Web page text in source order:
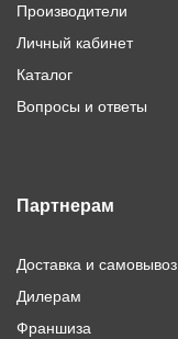
Производители
Личный кабинет
Каталог
Вопросы и ответы
Партнерам
Доставка и самовывоз
Дилерам
Франшиза